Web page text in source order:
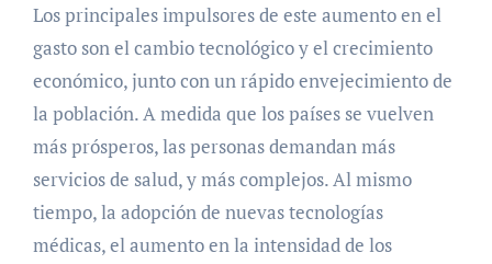
Los principales impulsores de este aumento en el
gasto son el cambio tecnológico y el crecimiento
económico, junto con un rápido envejecimiento de
la población. A medida que los países se vuelven
más prósperos, las personas demandan más
servicios de salud, y más complejos. Al mismo
tiempo, la adopción de nuevas tecnologías
médicas, el aumento en la intensidad de los